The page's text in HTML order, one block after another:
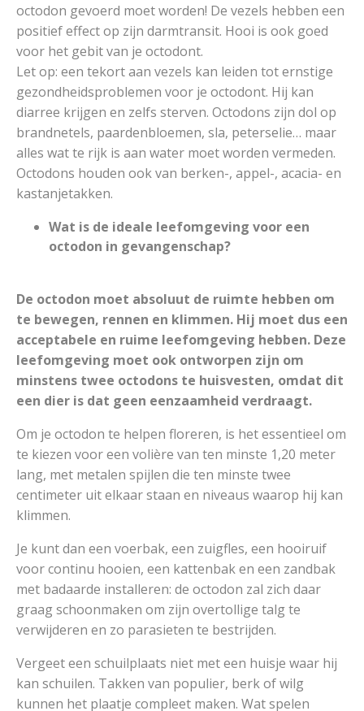
octodon gevoerd moet worden! De vezels hebben een
positief effect op zijn darmtransit. Hooi is ook goed
voor het gebit van je octodont.
Let op: een tekort aan vezels kan leiden tot ernstige
gezondheidsproblemen voor je octodont. Hij kan
diarree krijgen en zelfs sterven. Octodons zijn dol op
brandnetels, paardenbloemen, sla, peterselie… maar
alles wat te rijk is aan water moet worden vermeden.
Octodons houden ook van berken-, appel-, acacia- en
kastanjetakken.
Wat is de ideale leefomgeving voor een
octodon in gevangenschap?
De octodon moet absoluut de ruimte hebben om
te bewegen, rennen en klimmen. Hij moet dus een
acceptabele en ruime leefomgeving hebben. Deze
leefomgeving moet ook ontworpen zijn om
minstens twee octodons te huisvesten, omdat dit
een dier is dat geen eenzaamheid verdraagt.
Om je octodon te helpen floreren, is het essentieel om
te kiezen voor een volière van ten minste 1,20 meter
lang, met metalen spijlen die ten minste twee
centimeter uit elkaar staan en niveaus waarop hij kan
klimmen.
Je kunt dan een voerbak, een zuigfles, een hooiruif
voor continu hooien, een kattenbak en een zandbak
met badaarde installeren: de octodon zal zich daar
graag schoonmaken om zijn overtollige talg te
verwijderen en zo parasieten te bestrijden.
Vergeet een schuilplaats niet met een huisje waar hij
kan schuilen. Takken van populier, berk of wilg
kunnen het plaatje compleet maken. Wat spelen